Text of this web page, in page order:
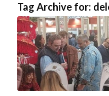
Tag Archive for: